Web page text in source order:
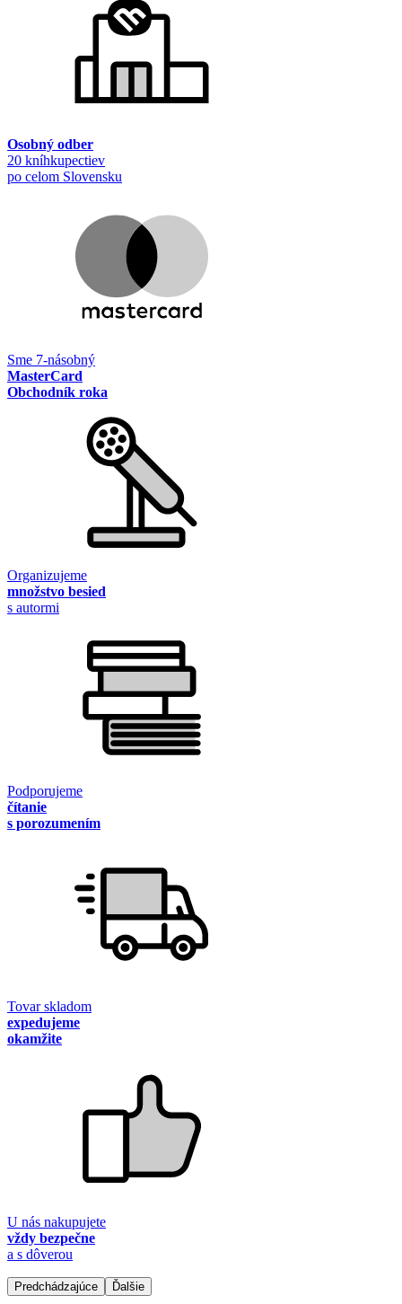
Osobný odber
20 kníhkupectiev
po celom Slovensku
Sme 7-násobný
MasterCard
Obchodník roka
Organizujeme
množstvo besied
s autormi
Podporujeme
čítanie
s porozumením
Tovar skladom
expedujeme
okamžite
U nás nakupujete
vždy bezpečne
a s dôverou
Predchádzajúce Ďalšie